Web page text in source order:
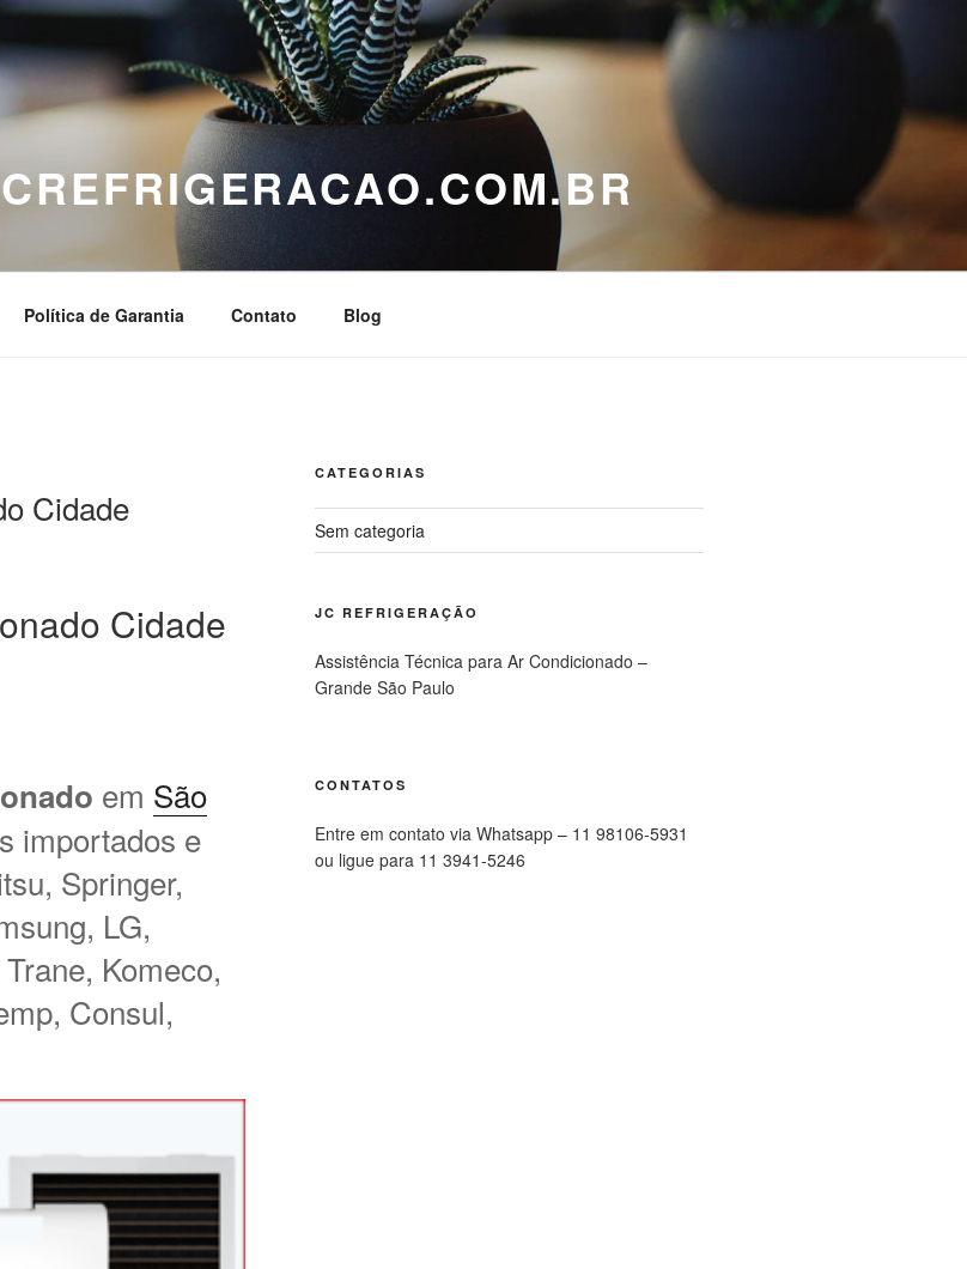
Política de Garantia Contato Blog
Cidade
Cidade
em São
importados e
Springer,
LG,
Komeco,
Consul,
CATEGORIAS
Sem categoria
JC REFRIGERAÇÃO
Assistência Técnica para Ar Condicionado –
Grande São Paulo
CONTATOS
Entre em contato via Whatsapp – 11 98106-5931
ou ligue para 11 3941-5246